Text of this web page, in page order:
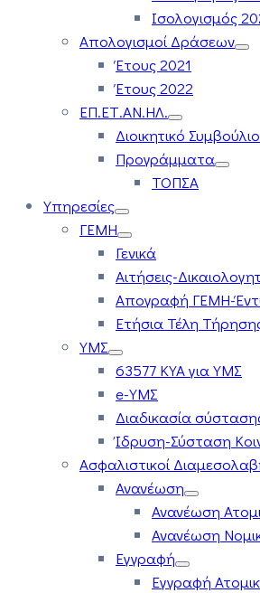
Ισολογισμός
Απολογισμοί Δράσεων
Έτους 2021
Έτους 2022
ΕΠ.ΕΤ.ΑΝ.ΗΛ.
Διοικητικό
Προγράμματα
ΤΟΠΣΑ
Υπηρεσίες
ΓΕΜΗ
Γενικά
Αιτήσεις-
Απογραφή ΓΕΜΗ-
Ετήσια Τέλη
ΥΜΣ
63577 ΚΥΑ για ΥΜΣ
e-ΥΜΣ
Διαδικασία
Ίδρυση-Σύσταση
Ασφαλιστικοί
Ανανέωση
Ανανέωση
Ανανέωση
Εγγραφή
Εγγραφή